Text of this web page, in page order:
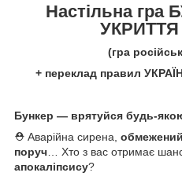
Настільна
УКРИТТЯ
(гра
+ переклад правил
Бункер — врятуйся будь-
⛑️ Аварійна сирена,
поруч … Хто з вас отримає
апокаліпсису?